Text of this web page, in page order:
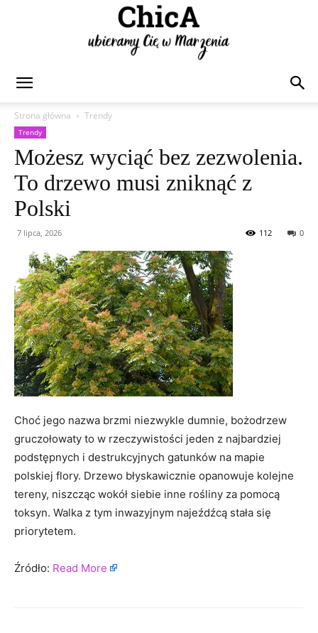
Strona główna
Trendy
Trendy
Możesz wyciąć bez zezwolenia.
To drzewo musi zniknąć z
Polski
7 lipca, 2026 0
112
Choć jego nazwa brzmi niezwykle dumnie, bożodrzew
gruczołowaty to w rzeczywistości jeden z najbardziej
podstępnych i destrukcyjnych gatunków na mapie
polskiej flory. Drzewo błyskawicznie opanowuje kolejne
tereny, niszcząc wokół siebie inne rośliny za pomocą
toksyn. Walka z tym inwazyjnym najeźdźcą stała się
priorytetem.
Źródło: Read More